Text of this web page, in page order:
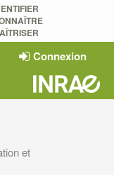
Connexion
et